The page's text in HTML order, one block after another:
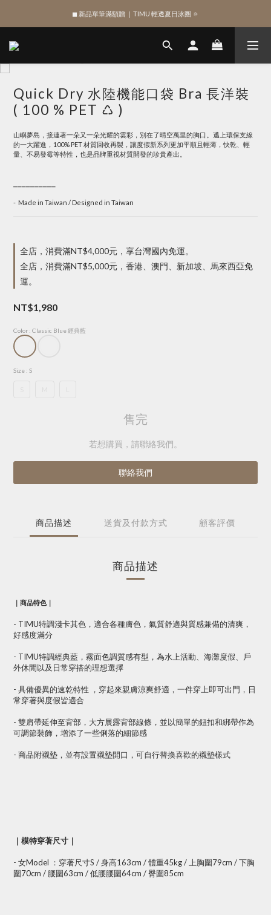
綁定 LINE 註冊新會員，獲得 $100 購物金
◼︎ 新品單筆滿額贈 ｜TIMU 輕透夏日泳圈 🔅
綁定 LINE 註冊新會員，獲得 $100 購物金
Quick Dry 水陸機能口袋 Bra 長洋裝
( 100 % PET ♺ )
山嶼夢島，接連著一朵又一朵光耀的雲彩，別在了晴空萬里的胸口。邁上環保支線
的一大躍進，100% PET 材質回收再製，讓度假新系列更加平順且輕薄，快乾、輕
量、不易發霉等特性，也是品牌重視材質開發的珍貴產出。
-  Made in Taiwan / Designed in Taiwan
全店，消費滿NT$4,000元，享台灣國內免運。
全店，消費滿NT$5,000元，香港、澳門、新加坡、馬來西亞免
運。
NT$1,980
Color : Classic Blue 經典藍
Size : S
售完
若想購買，請聯絡我們。
聯絡我們
商品描述 送貨及付款方式 顧客評價
商品描述
｜商品特色｜
- TIMU特調淺卡其色，適合各種膚色，氣質舒適與質感兼備的清爽，
好感度滿分
- TIMU特調經典藍，霧面色調質感有型，為水上活動、海灘度假、戶
外休閒以及日常穿搭的理想選擇
- 具備優異的速乾特性 ，穿起來親膚涼爽舒適，一件穿上即可出門，日
常穿著與度假皆適合
- 雙肩帶延伸至背部，大方展露背部線條，並以簡單的鈕扣和綁帶作為
可調節裝飾，增添了一些俐落的細節感
- 商品附襯墊，並有設置襯墊開口，可自行替換喜歡的襯墊樣式
｜模特穿著尺寸｜
- 女Model ：穿著尺寸S / 身高163cm / 體重45kg / 上胸圍79cm / 下胸
圍70cm / 腰圍63cm / 低腰腰圍64cm / 臀圍85cm